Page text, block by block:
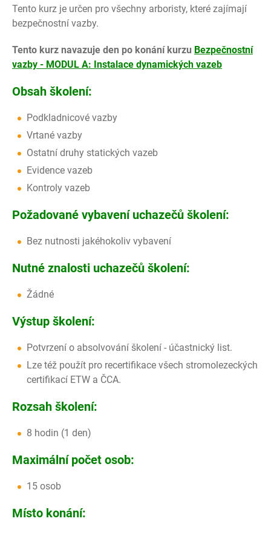
Tento kurz je určen pro všechny arboristy, které zajímají
bezpečnostní vazby.
Tento kurz navazuje den po konání kurzu Bezpečnostní
vazby - MODUL A: Instalace dynamických vazeb
Obsah školení:
Podkladnicové vazby
Vrtané vazby
Ostatní druhy statických vazeb
Evidence vazeb
Kontroly vazeb
Požadované vybavení uchazečů školení:
Bez nutnosti jakéhokoliv vybavení
Nutné znalosti uchazečů školení:
Žádné
Výstup školení:
Potvrzení o absolvování školení - účastnický list.
Lze též použít pro recertifikace všech stromolezeckých
certifikací ETW a ČCA.
Rozsah školení:
8 hodin (1 den)
Maximální počet osob:
15 osob
Místo konání: